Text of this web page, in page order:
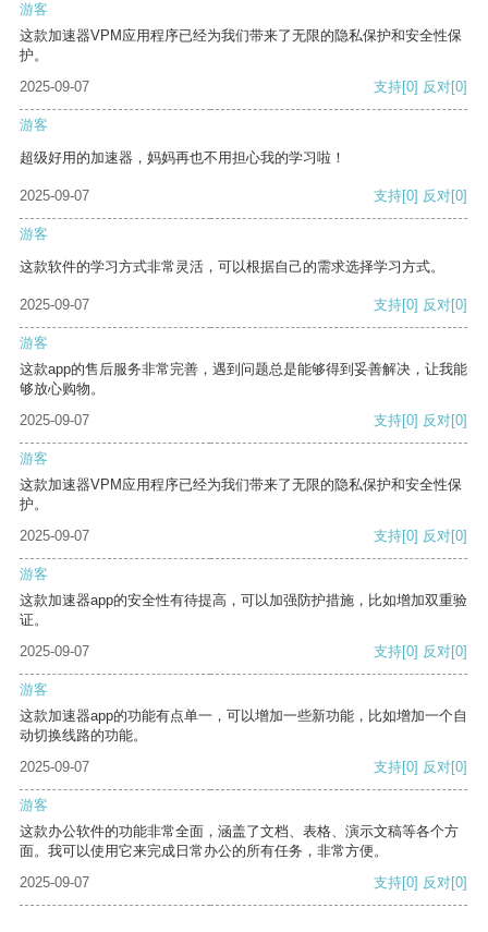
游客
这款加速器VPM应用程序已经为我们带来了无限的隐私保护和安全性保
护。
2025-09-07
支持[0] 反对[0]
游客
超级好用的加速器，妈妈再也不用担心我的学习啦！
2025-09-07 支持[0] 反对[0]
游客
这款软件的学习方式非常灵活，可以根据自己的需求选择学习方式。
2025-09-07 支持[0] 反对[0]
游客
这款app的售后服务非常完善，遇到问题总是能够得到妥善解决，让我能
够放心购物。
2025-09-07
支持[0] 反对[0]
游客
这款加速器VPM应用程序已经为我们带来了无限的隐私保护和安全性保
护。
2025-09-07
支持[0] 反对[0]
游客
这款加速器app的安全性有待提高，可以加强防护措施，比如增加双重验
证。
2025-09-07
支持[0] 反对[0]
游客
这款加速器app的功能有点单一，可以增加一些新功能，比如增加一个自
动切换线路的功能。
2025-09-07
支持[0] 反对[0]
游客
这款办公软件的功能非常全面，涵盖了文档、表格、演示文稿等各个方
面。我可以使用它来完成日常办公的所有任务，非常方便。
2025-09-07
支持[0] 反对[0]